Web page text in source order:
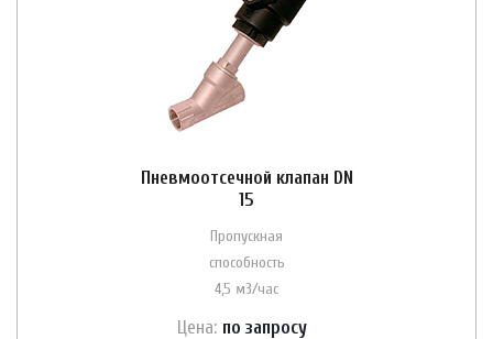
Пневмоотсечной клапан DN
15
Пропускная
способность
4,5 м3/час
Цена: по запросу